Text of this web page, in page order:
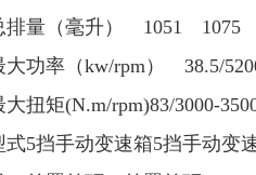
量（毫升） 1051 1075
功率（kw/rpm） 38.5/
矩(N.m/rpm)83/3000-
挡手动变速箱5挡手动变